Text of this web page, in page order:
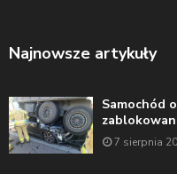
Najnowsze artykuły
Samochód
7 sierpnia